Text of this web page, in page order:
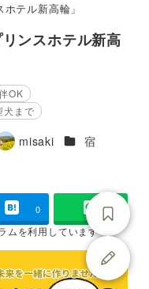
テル新高輪」
リンスホテル新高
OK
犬まで
misaki 施設ジャンル
宿
0
ムを利用しています